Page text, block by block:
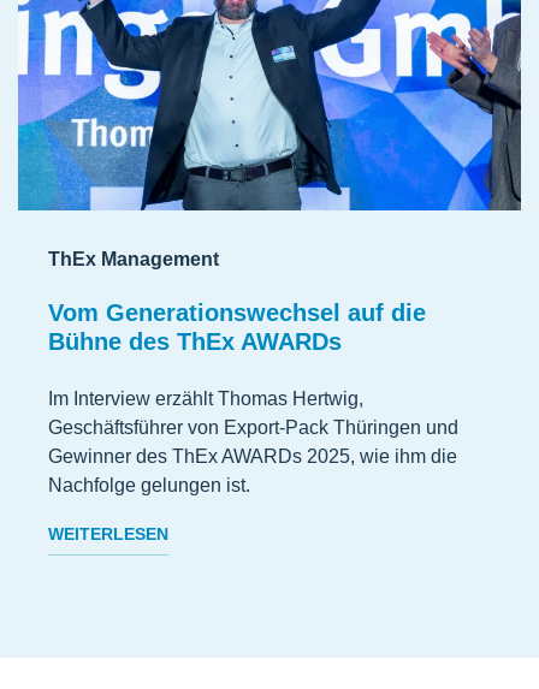
ThEx Management
Vom Generationswechsel auf die
Bühne des ThEx AWARDs
Im Interview erzählt Thomas Hertwig,
Geschäftsführer von Export-Pack Thüringen und
Gewinner des ThEx AWARDs 2025, wie ihm die
Nachfolge gelungen ist.
WEITERLESEN